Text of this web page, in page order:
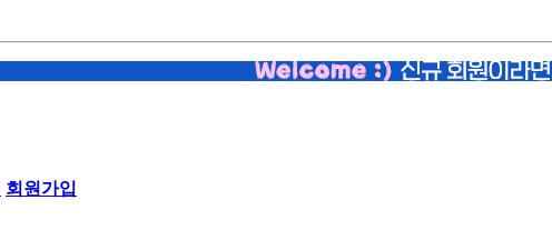
회원가입